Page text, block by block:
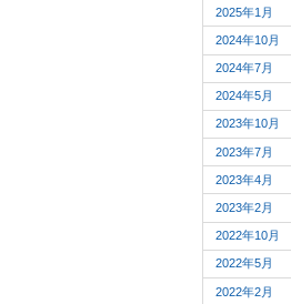
2025年1月
2024年10月
2024年7月
2024年5月
2023年10月
2023年7月
2023年4月
2023年2月
2022年10月
2022年5月
2022年2月